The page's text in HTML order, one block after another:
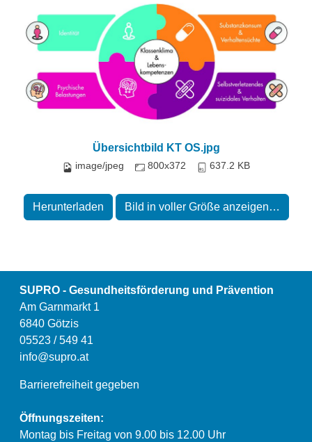
Übersichtbild KT OS.jpg
image/jpeg 800x372 637.2 KB
Herunterladen Bild in voller Größe anzeigen…
SUPRO - Gesundheitsförderung und Prävention
Am Garnmarkt 1
6840 Götzis
05523 / 549 41
info@supro.at
Barrierefreiheit gegeben
Öffnungszeiten:
Montag bis Freitag von 9.00 bis 12.00 Uhr